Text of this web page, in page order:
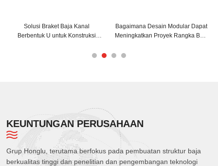
Solusi Braket Baja Kanal
Berbentuk U untuk Konstruksi
Bagaimana Desain Modular Dapat
Meningkatkan Proyek Rangka Baja
KEUNTUNGAN PERUSAHAAN
Grup Honglu, terutama berfokus pada pembuatan struktur baja
berkualitas tinggi dan penelitian dan pengembangan teknologi